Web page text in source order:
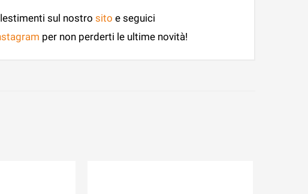
sul nostro sito e seguici
per non perderti le ultime novità!